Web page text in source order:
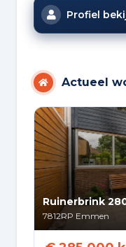
Profiel
Actueel
Ruinerbrink
7812RP Emmen